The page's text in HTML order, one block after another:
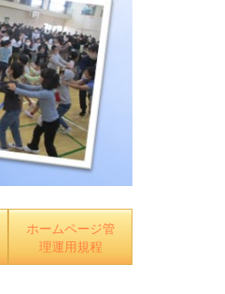
ホームページ管
理運用規程